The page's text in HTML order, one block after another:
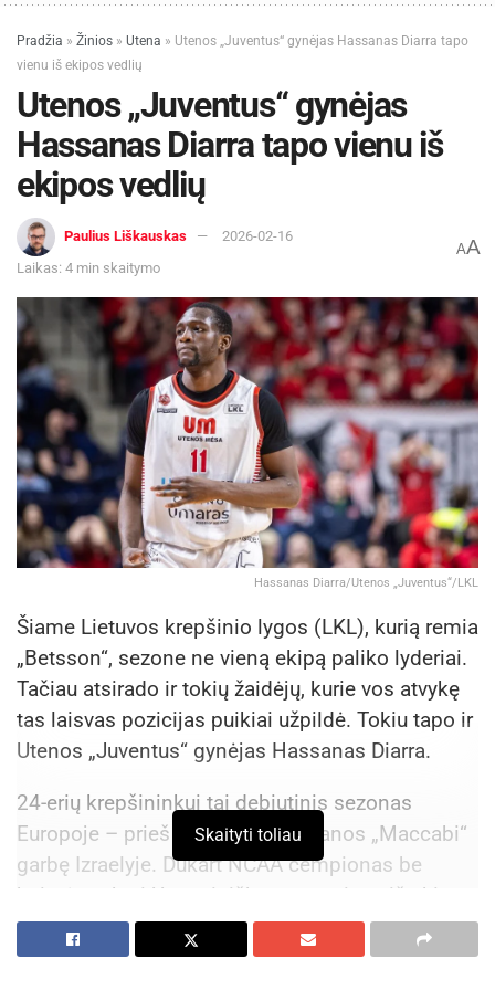
Pradžia » Žinios » Utena » Utenos „Juventus“ gynėjas Hassanas Diarra tapo
vienu iš ekipos vedlių
Utenos „Juventus“ gynėjas
Hassanas Diarra tapo vienu iš
ekipos vedlių
Paulius Liškauskas
2026-02-16
Laikas: 4 min skaitymo
AA
Hassanas Diarra/Utenos „Juventus“/LKL
Šiame Lietuvos krepšinio lygos (LKL), kurią remia
„Betsson“, sezone ne vieną ekipą paliko lyderiai.
Tačiau atsirado ir tokių žaidėjų, kurie vos atvykę
tas laisvas pozicijas puikiai užpildė. Tokiu tapo ir
Utenos „Juventus“ gynėjas Hassanas Diarra.
24-erių krepšininkui tai debiutinis sezonas
Europoje – prieš tai jis gynė Rananos „Maccabi“
garbę Izraelyje. Dukart NCAA čempionas be
baimės vyko į Uteną ir iškart tapo vienu iš ekipos
vedlių.
Skaityti toliau